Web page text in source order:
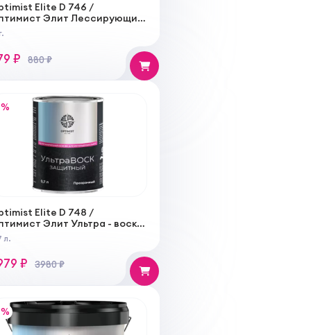
Elite D 746 /
Элит Лессирующий
состав
₽ 880 ₽
%
Elite D 748 /
Элит Ультра - воск
декоративное
покрытие
л.
₽ 3980 ₽
%